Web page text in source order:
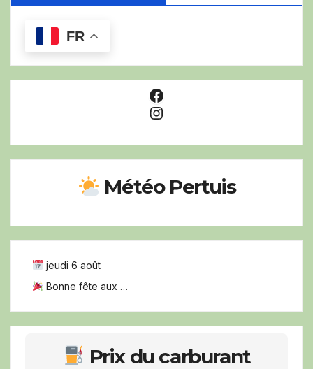
FR
Facebook
Instagram
Météo Pertuis
jeudi 6 août
Bonne fête aux …
Prix du carburant